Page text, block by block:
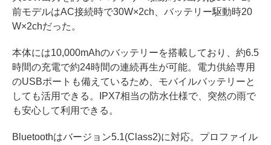
前モデルはAC接続時で30W×2ch、バッテリー駆動時20
W×2chだった。
本体には10,000mAhのバッテリーを搭載しており、約6.5
時間の充電で約24時間の連続再生が可能。電力供給専用
のUSBポートも備えているため、モバイルバッテリーと
しても活用できる。IPX7相当の防水仕様で、突然の雨で
も安心して利用できる。
Bluetoothはバージョン5.1(Class2)に対応。プロファイル